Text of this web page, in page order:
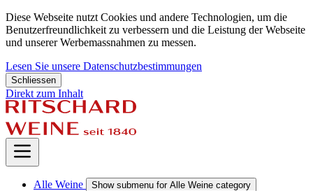
Diese Webseite nutzt Cookies und andere Technologien, um die
Benutzerfreundlichkeit zu verbessern und die Leistung der Webseite
und unserer Werbemassnahmen zu messen.
Lesen Sie unsere Datenschutzbestimmungen
Schliessen
Direkt zum Inhalt
Alle Weine Show submenu for Alle Weine category